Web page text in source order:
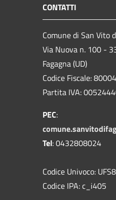
CONTATTI
Comune di San Vito
Via Nuova n. 100 -
Fagagna (UD)
Codice Fiscale:
Partita IVA:
PEC:
Tel: 0432808024
Codice Univoco:
Codice IPA: c_i405